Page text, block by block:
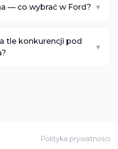
— co wybrać w Ford? ▾
tle konkurencji pod
▾
Polityka prywatności